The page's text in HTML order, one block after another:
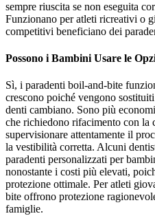
sempre riuscita se non eseguita
Funzionano per atleti ricreativi o
competitivi beneficiano dei
Possono i Bambini Usare le
Sì, i paradenti boil-and-bite
crescono poiché vengono
denti cambiano. Sono più
che richiedono rifacimento con la
supervisionare attentamente il
la vestibilità corretta. Alcuni
paradenti personalizzati per
nonostante i costi più elevati,
protezione ottimale. Per atleti
bite offrono protezione
famiglie.